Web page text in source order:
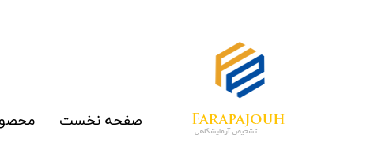
صفحه نخست